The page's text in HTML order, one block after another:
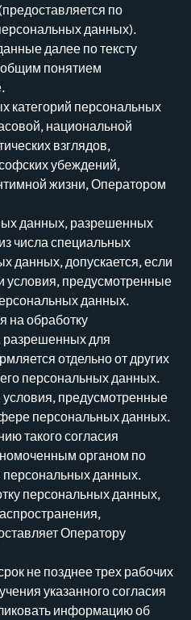
по
данных).
далее по тексту
понятием
категорий персональных
национальной
взглядов,
убеждений,
жизни, Оператором
данных, разрешенных
числа специальных
данных, допускается, если
условия, предусмотренные
данных.
на обработку
для
отдельно от других
персональных данных.
предусмотренные
персональных данных.
такого согласия
органом по
персональных данных.
персональных данных,
Оператору
не позднее трех рабочих
указанного согласия
информацию об